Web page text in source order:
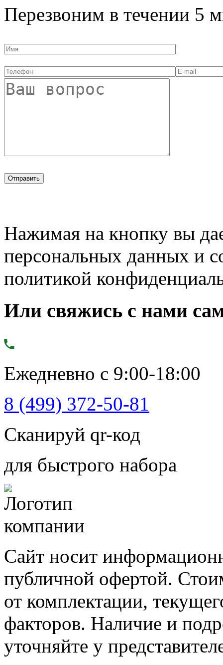
Перезвоним в течении 5
Нажимая на кнопку вы
персональных данных и
политикой
Или свяжись с нами
Ежедневно с 9:00-18:00
8 (499) 372-50-81
Сканируй qr-код
для быстрого набора
Сайт носит
публичной офертой.
от комплектации,
факторов. Наличие и
уточняйте у